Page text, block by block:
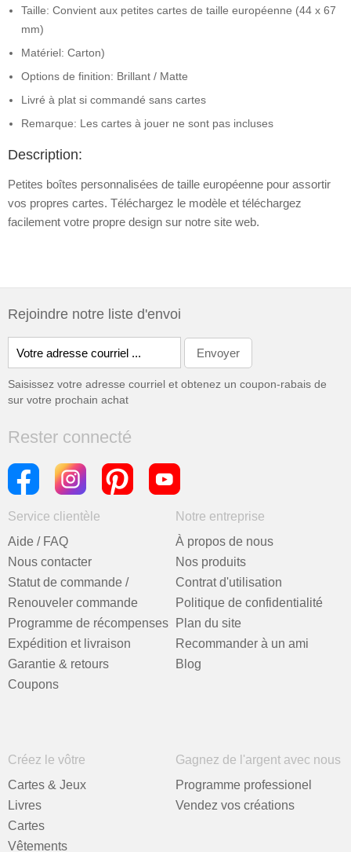
Taille: Convient aux petites cartes de taille européenne (44 x 67
mm)
Matériel: Carton)
Options de finition: Brillant / Matte
Livré à plat si commandé sans cartes
Remarque: Les cartes à jouer ne sont pas incluses
Description:
Petites boîtes personnalisées de taille européenne pour assortir
vos propres cartes. Téléchargez le modèle et téléchargez
facilement votre propre design sur notre site web.
Rejoindre notre liste d'envoi
Saisissez votre adresse courriel et obtenez un coupon-rabais de
sur votre prochain achat
Rester connecté
Service clientèle
Aide / FAQ
Nous contacter
Statut de commande /
Renouveler commande
Programme de récompenses
Expédition et livraison
Garantie & retours
Coupons
Notre entreprise
À propos de nous
Nos produits
Contrat d'utilisation
Politique de confidentialité
Plan du site
Recommander à un ami
Blog
Créez le vôtre
Cartes & Jeux
Livres
Cartes
Vêtements
Gagnez de l'argent avec nous
Programme professionel
Vendez vos créations